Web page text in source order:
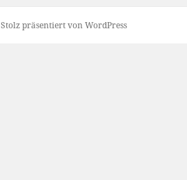
Stolz präsentiert von WordPress